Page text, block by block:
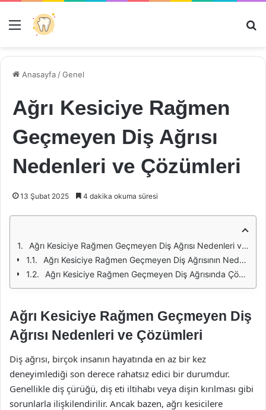
Menü
Anasayfa /Genel
Ağrı Kesiciye Rağmen
Geçmeyen Diş Ağrısı
Nedenleri ve Çözümleri
13 Şubat 2025 4 dakika okuma süresi
Ağrı Kesiciye Rağmen Geçmeyen Diş Ağrısı Nedenleri ve Çözümleri
Ağrı Kesiciye Rağmen Geçmeyen Diş Ağrısının Nedenleri
Ağrı Kesiciye Rağmen Geçmeyen Diş Ağrısında Çözümler
Ağrı Kesiciye Rağmen Geçmeyen Diş
Ağrısı Nedenleri ve Çözümleri
Diş ağrısı, birçok insanın hayatında en az bir kez
deneyimlediği son derece rahatsız edici bir durumdur.
Genellikle diş çürüğü, diş eti iltihabı veya dişin kırılması gibi
sorunlarla ilişkilendirilir. Ancak bazen, ağrı kesicilere